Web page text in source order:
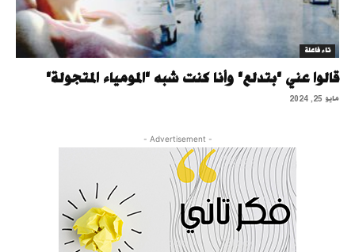
تاء فاعلة
قالوا عني "بتدلع" وأنا كنت شبه "المومياء المتجولة"
مايو 25, 2024
- Advertisement -